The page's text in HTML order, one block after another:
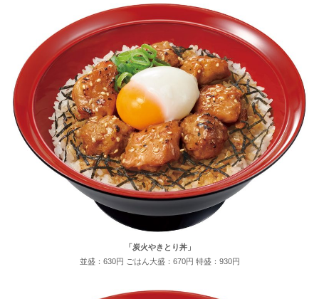
「炭火やきとり丼」
並盛：630円 ごはん大盛：670円 特盛：930円